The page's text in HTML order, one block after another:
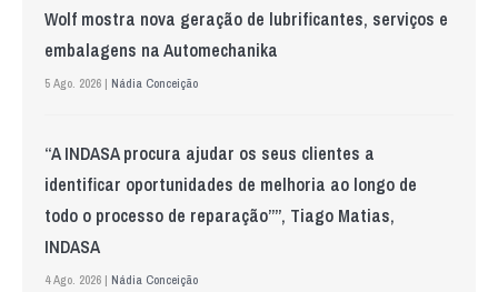
Wolf mostra nova geração de lubrificantes, serviços e
embalagens na Automechanika
5 Ago. 2026 | Nádia Conceição
“A INDASA procura ajudar os seus clientes a
identificar oportunidades de melhoria ao longo de
todo o processo de reparação””, Tiago Matias,
INDASA
4 Ago. 2026 | Nádia Conceição